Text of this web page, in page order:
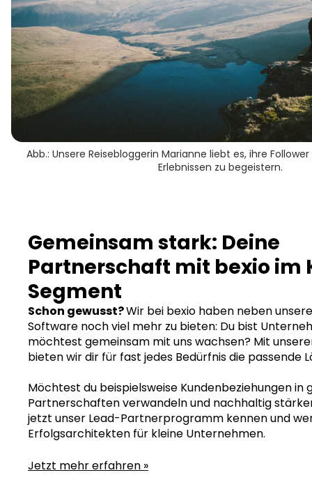
Abb.: Unsere Reisebloggerin Marianne liebt es, ihre
Erlebnissen zu begeistern.
Gemeinsam stark: Deine
Partnerschaft mit bexio im
Segment
Schon gewusst?Wir bei bexio haben neben
Software noch viel mehr zu bieten: Du bist
möchtest gemeinsam mit uns wachsen? Mit
bieten wir dir für fast jedes Bedürfnis die passende
Möchtest du beispielsweise Kundenbeziehungen in
Partnerschaften verwandeln und nachhaltig
jetzt unser Lead-Partnerprogramm kennen und
Erfolgsarchitekten für kleine Unternehmen.
Jetzt mehr erfahren »